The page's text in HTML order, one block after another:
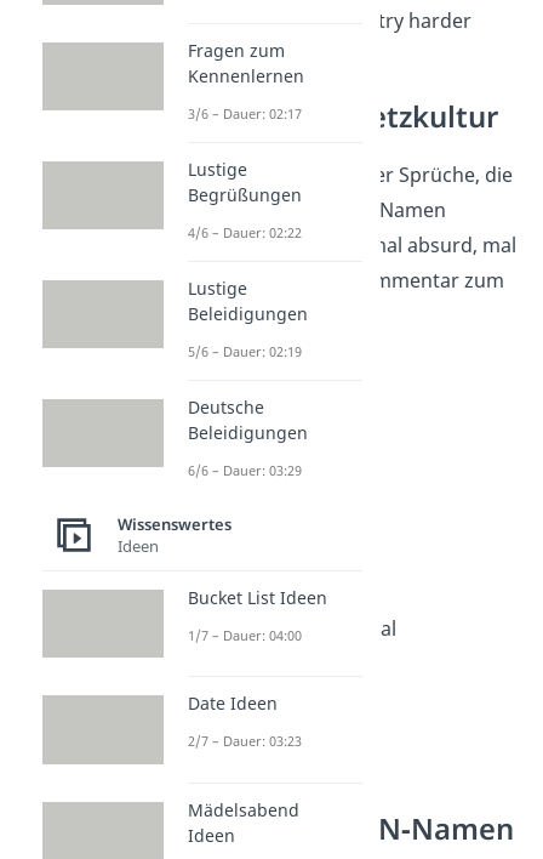
12. Signal not found – try harder
Memes und Netzkultur
Internetkultur
ist voller Sprüche, die
sich perfekt als WLAN-Namen
eignen: mal trocken, mal absurd, mal
genau der richtige Kommentar zum
eigenen Empfang.
1. Such is Life
2. This is Fine Hotspot
3. OK Boomer Signal
4. Hold my Beer WiFi
6. Certified Sigma Signal
8. Permission denied
Englische WLAN‑Namen
Fragen zum
Kennenlernen
3/6 – Dauer: 02:17
Lustige
Begrüßungen
4/6 – Dauer: 02:22
Lustige
Beleidigungen
5/6 – Dauer: 02:19
Deutsche
Beleidigungen
6/6 – Dauer: 03:29
Wissenswertes
Ideen
Bucket List Ideen
1/7 – Dauer: 04:00
Date Ideen
2/7 – Dauer: 03:23
Mädelsabend
Ideen